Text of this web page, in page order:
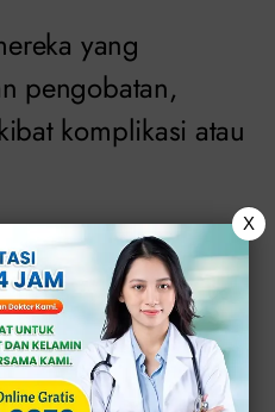
yang
pengobatan,
komplikasi atau
penanganan
perawatan atau
jika Anda aktif
X